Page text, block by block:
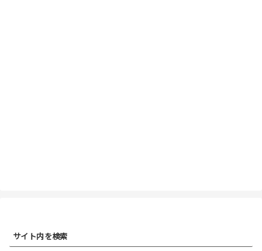
サイト内を検索